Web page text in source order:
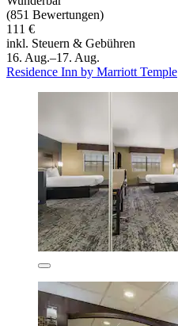
(851 Bewertungen)
111 €
inkl. Steuern & Gebühren
16. Aug.–17. Aug.
Residence Inn by Marriott Temple